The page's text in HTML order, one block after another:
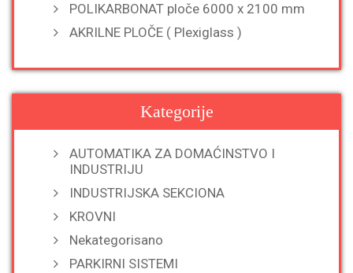
POLIKARBONAT ploče 6000 x 2100 mm
AKRILNE PLOČE ( Plexiglass )
Kategorije
AUTOMATIKA ZA DOMAĆINSTVO I
INDUSTRIJU
INDUSTRIJSKA SEKCIONA
KROVNI
Nekategorisano
PARKIRNI SISTEMI